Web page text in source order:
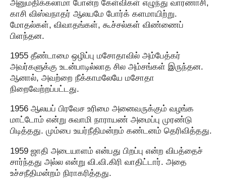
அனுமதிக்கலாமா போன்ற கேள்விகள் எழுந்து வாரணாசி,
காசி விஸ்வநாதர் ஆலயமே போர்க் களமாயிற்று.
மோதல்கள், விவாதங்கள், கூச்சல்கள் விண்ணைப்
பிளந்தன.
1955 தீண்டாமை ஒழிப்பு மசோதாவில் அம்பேத்கர்
அவர்களுக்கு உடன்பாடில்லாத சில அம்சங்கள் இருந்தன.
ஆனால், அவற்றை நீக்காமலேயே மசோதா
நிறைவேற்றப்பட்டது.
1956 ஆலயப் பிரவேச உரிமை அனைவருக்கும் வழங்க
மாட்டோம் என்று சுவாமி நாராயண் அமைப்பு முரண்டு
பிடித்தது. மும்பை உயர்நீதிமன்றம் கண்டனம் தெரிவித்தது.
1959 ஜாதி அடையாளம் என்பது பிறப்பு என்ற விபத்தைச்
சார்ந்தது அல்ல என்று வி.வி.கிரி வாதிட்டார். அதை
உச்சநீதிமன்றம் நிராகரித்தது.